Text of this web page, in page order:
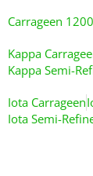
Carrageen 1200
Kappa
Kappa Semi-
Iota Carrageen
Iota Semi-